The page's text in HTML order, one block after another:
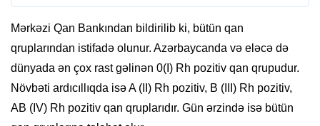
Mərkəzi Qan Bankından bildirilib ki, bütün qan
qruplarından istifadə olunur. Azərbaycanda və eləcə də
dünyada ən çox rast gəlinən 0(I) Rh pozitiv qan qrupudur.
Növbəti ardıcıllıqda isə A (II) Rh pozitiv, B (III) Rh pozitiv,
AB (IV) Rh pozitiv qan qruplarıdır. Gün ərzində isə bütün